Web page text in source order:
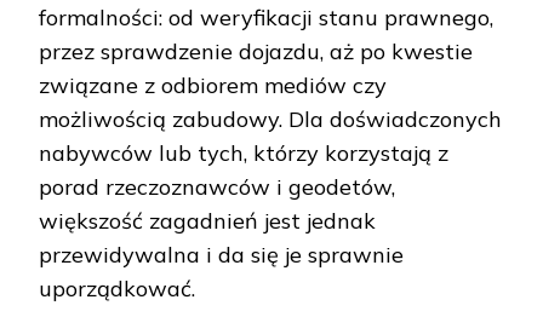
formalności: od weryfikacji stanu prawnego,
przez sprawdzenie dojazdu, aż po kwestie
związane z odbiorem mediów czy
możliwością zabudowy. Dla doświadczonych
nabywców lub tych, którzy korzystają z
porad rzeczoznawców i geodetów,
większość zagadnień jest jednak
przewidywalna i da się je sprawnie
uporządkować.